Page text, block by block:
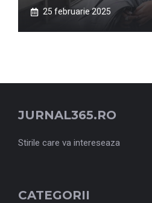
25 februarie 2025
JURNAL365.RO
Stirile care va intereseaza
CATEGORII